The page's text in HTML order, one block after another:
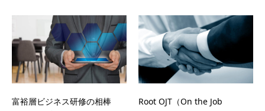
富裕層ビジネス研修の相棒
Root OJT（On the Job